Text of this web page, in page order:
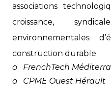
associations
croissance,
environnementales
construction durable.
o FrenchTech
o CPME Ouest Hérault